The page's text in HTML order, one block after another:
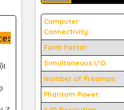
Computer
Connectivity:
Form Factor:
Simultaneous I/O:
Number of Preamps:
Phantom Power: